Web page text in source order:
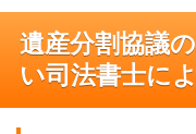
遺産分割協議
い司法書士に